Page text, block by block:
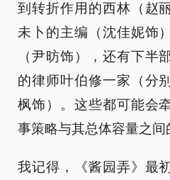
到转折作用的西林（赵
未卜的主编（沈佳妮饰
（尹昉饰），还有下半
的律师叶伯修一家（分
枫饰）。这些都可能会
事策略与其总体容量之间
我记得，《酱园弄》最